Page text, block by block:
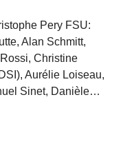
Pery FSU:
Alan Schmitt,
Christine
Aurélie Loiseau,
Sinet, Danièle…